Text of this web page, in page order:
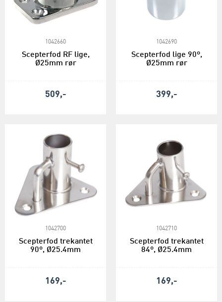
1042660
Scepterfod RF lige,
Ø25mm rør
509,-
1042690
Scepterfod lige 90º,
Ø25mm rør
399,-
1042700
Scepterfod trekantet
90º, Ø25.4mm
169,-
1042710
Scepterfod trekantet
84º, Ø25.4mm
169,-